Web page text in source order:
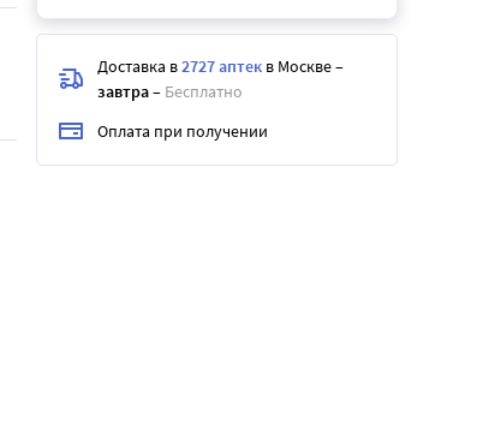
Доставка в2727 аптек в Москве–
завтра– Бесплатно
Оплата при получении